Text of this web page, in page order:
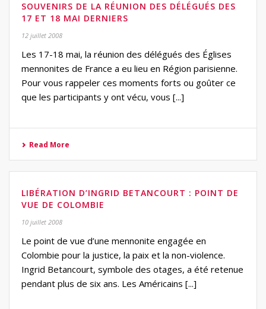
SOUVENIRS DE LA RÉUNION DES DÉLÉGUÉS DES
17 ET 18 MAI DERNIERS
12 juillet 2008
Les 17-18 mai, la réunion des délégués des Églises
mennonites de France a eu lieu en Région parisienne.
Pour vous rappeler ces moments forts ou goûter ce
que les participants y ont vécu, vous [...]
Read More
LIBÉRATION D’INGRID BETANCOURT : POINT DE
VUE DE COLOMBIE
10 juillet 2008
Le point de vue d’une mennonite engagée en
Colombie pour la justice, la paix et la non-violence.
Ingrid Betancourt, symbole des otages, a été retenue
pendant plus de six ans. Les Américains [...]